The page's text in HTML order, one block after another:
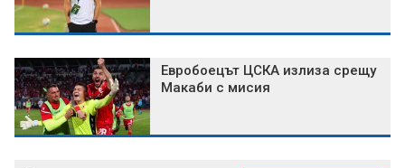
Евробоецът ЦСКА излиза срещу
Макаби с мисия